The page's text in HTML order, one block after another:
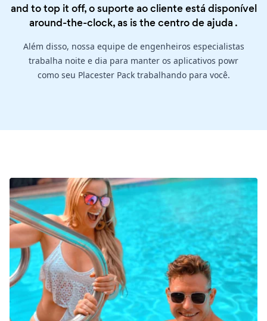
and to top it off, o suporte ao cliente está disponível
around-the-clock, as is thecentro de ajuda .
Além disso, nossa equipe de engenheiros especialistas
trabalha noite e dia para manter os aplicativos powr
como seu Placester Pack trabalhando para você.